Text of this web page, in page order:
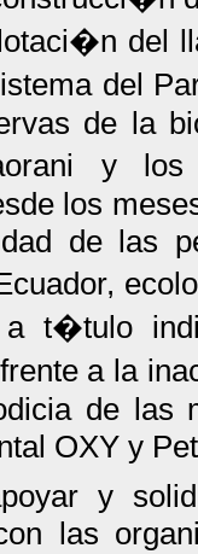
del
del
de la
y los
los
de las
a t�tulo
a la
de las
OXY y
y
las